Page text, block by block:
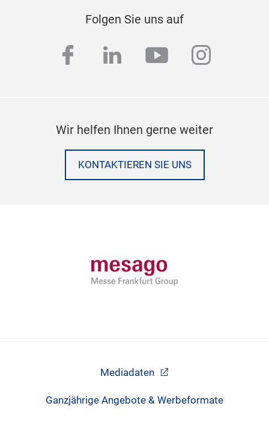
Folgen Sie uns auf
facebook
linkedinyoutube
Wir helfen Ihnen gerne weiter
KONTAKTIEREN SIE UNS
Mediadaten
Ganzjährige Angebote & Werbeformate